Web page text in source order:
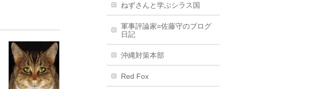
ねずさんと学ぶシラス国
軍事評論家=佐藤守のブログ
日記
沖縄対策本部
Red Fox